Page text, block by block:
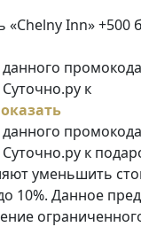
«Chelny Inn» +500
к
Суточно.ру к
уменьшить
10%. Данное